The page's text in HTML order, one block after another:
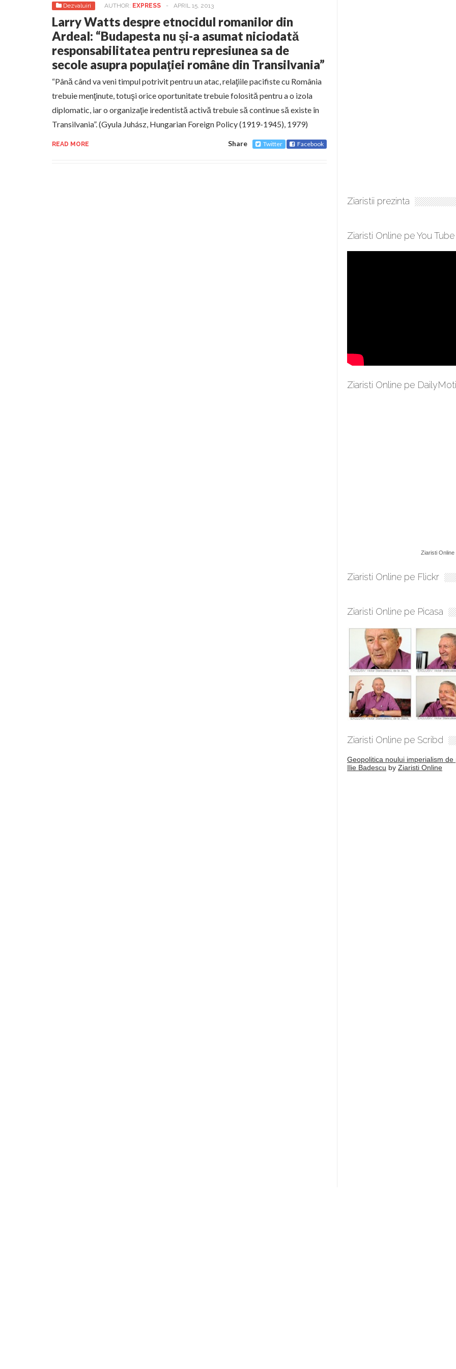
Dezvaluiri AUTHOR: EXPRESS - APRIL 15, 2013
Larry Watts despre etnocidul romanilor din
Ardeal: “Budapesta nu şi-a asumat niciodată
responsabilitatea pentru represiunea sa de
secole asupra populaţiei române din Transilvania”
“Până când va veni timpul potrivit pentru un atac, relaţiile pacifiste cu România
trebuie menţinute, totuşi orice oportunitate trebuie folosită pentru a o izola
diplomatic, iar o organizaţie iredentistă activă trebuie să continue să existe în
Transilvania”. (Gyula Juhász, Hungarian Foreign Policy (1919-1945), 1979)
READ MORE Share Twitter Facebook
Ziaristii prezinta
Ziaristi Online pe You Tube
Ziaristi Online pe
Ziaristi Online
Ziaristi Online pe Flickr
Ziaristi Online pe Picasa
Ziaristi Online pe Scribd
Geopolitica noului imperialism de
Ilie Badescu by Ziaristi Online